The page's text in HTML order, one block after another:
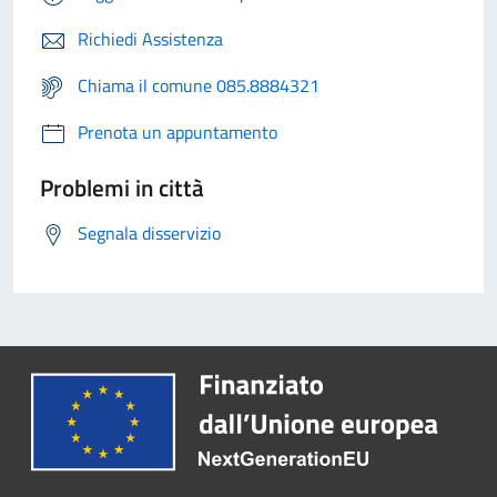
Richiedi Assistenza
Chiama il comune 085.8884321
Prenota un appuntamento
Problemi in città
Segnala disservizio